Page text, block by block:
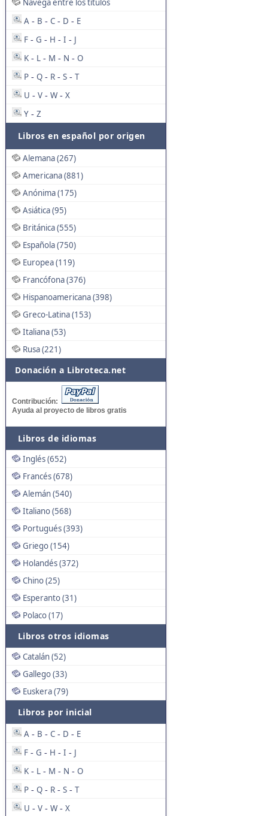
Navega entre los títulos
A - B - C - D - E
F - G - H - I - J
K - L - M - N - O
P - Q - R - S - T
U - V - W - X
Y - Z
Libros en español por origen
Alemana (267)
Americana (881)
Anónima (175)
Asiática (95)
Británica (555)
Española (750)
Europea (119)
Francófona (376)
Hispanoamericana (398)
Greco-Latina (153)
Italiana (53)
Rusa (221)
Donación a Libroteca.net
Contribución:
Ayuda al proyecto de libros gratis
Libros de idiomas
Inglés (652)
Francés (678)
Alemán (540)
Italiano (568)
Portugués (393)
Griego (154)
Holandés (372)
Chino (25)
Esperanto (31)
Polaco (17)
Libros otros idiomas
Catalán (52)
Gallego (33)
Euskera (79)
Libros por inicial
A - B - C - D - E
F - G - H - I - J
K - L - M - N - O
P - Q - R - S - T
U - V - W - X